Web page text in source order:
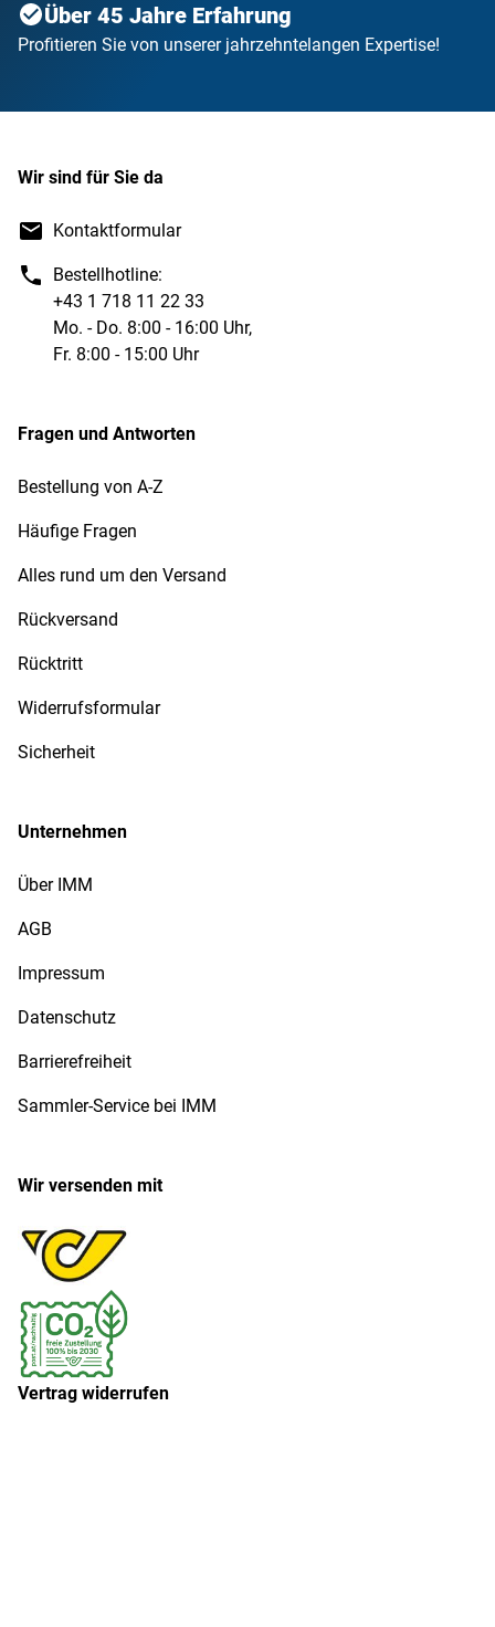
Über 45 Jahre Erfahrung
Profitieren Sie von unserer jahrzehntelangen Expertise!
Wir sind für Sie da
Kontaktformular
Bestellhotline:
+43 1 718 11 22 33
Mo. - Do. 8:00 - 16:00 Uhr,
Fr. 8:00 - 15:00 Uhr
Fragen und Antworten
Bestellung von A-Z
Häufige Fragen
Alles rund um den Versand
Rückversand
Rücktritt
Widerrufsformular
Sicherheit
Unternehmen
Über IMM
AGB
Impressum
Datenschutz
Barrierefreiheit
Sammler-Service bei IMM
Wir versenden mit
Vertrag widerrufen